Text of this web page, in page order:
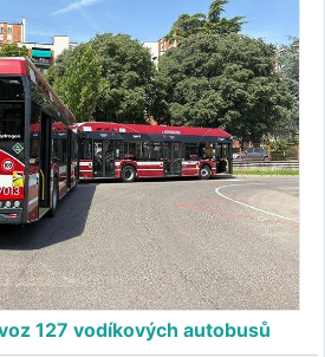
127 vodíkových autobusů